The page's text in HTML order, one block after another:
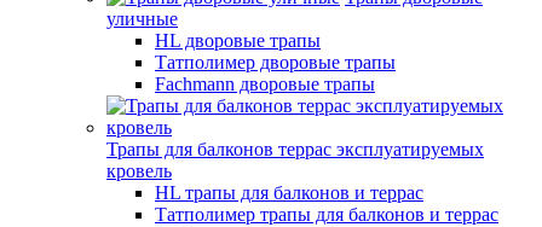
уличные
HL дворовые трапы
Татполимер дворовые трапы
Fachmann дворовые трапы
Трапы для балконов террас эксплуатируемых
кровель
HL трапы для балконов и террас
Татполимер трапы для балконов и террас